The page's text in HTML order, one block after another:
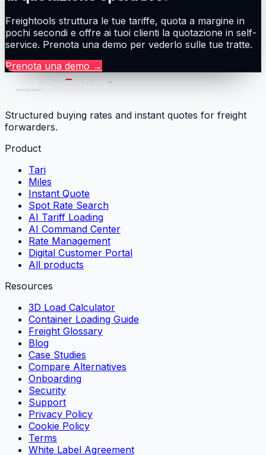
Freightools struttura le tue tariffe, quota a margine in
pochi secondi e offre ai tuoi clienti la quotazione in self-
service. Prenota una demo per vederlo sulle tue tratte.
Prenota una demo →
Structured buying rates and instant quotes for freight
forwarders.
Product
Tari
Miles
Instant Quote
Spot Rate Search
AI Tariff Loading
AI Command Center
Rate Management
Digital Customer Portal
All products
Resources
3D Load Calculator
Container Loading Guide
Freight Glossary
Blog
Case Studies
Compare Alternatives
Onboarding
Security
Support
Privacy Policy
Cookie Policy
Terms
White Label Agreement